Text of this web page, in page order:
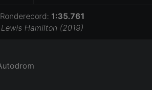
Ronderecord: 1:35.761
Lewis Hamilton (2019)